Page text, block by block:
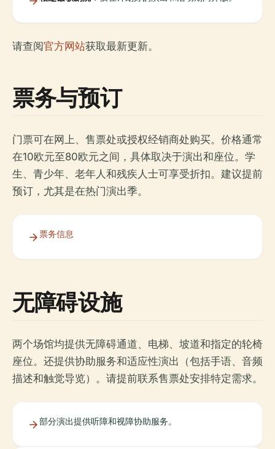
请查阅官方网站获取最新更新。
票务与预订
门票可在网上、售票处或授权经销商处购买。价格通常
在10欧元至80欧元之间，具体取决于演出和座位。学
生、青少年、老年人和残疾人士可享受折扣。建议提前
预订，尤其是在热门演出季。
票务信息
无障碍设施
两个场馆均提供无障碍通道、电梯、坡道和指定的轮椅
座位。还提供协助服务和适应性演出（包括手语、音频
描述和触觉导览）。请提前联系售票处安排特定需求。
部分演出提供听障和视障协助服务。